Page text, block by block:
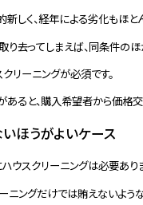
しく、経年による劣化もほと
り去ってしまえば、同条件の
リーニングが必須です。
あると、購入希望者から価格
ほうがよいケース
ウスクリーニングは必要あり
ニングだけでは賄えないよう